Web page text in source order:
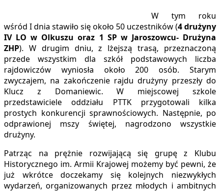
W tym roku
wśród I dnia stawiło się około 50 uczestników (4 drużyny
IV LO w Olkuszu oraz 1 SP w Jaroszowcu- Drużyna
ZHP). W drugim dniu, z lżejszą trasą, przeznaczoną
przede wszystkim dla szkół podstawowych liczba
rajdowiczów wyniosła około 200 osób. Starym
zwyczajem, na zakończenie rajdu drużyny przeszły do
Klucz z Domaniewic. W miejscowej szkole
przedstawiciele oddziału PTTK przygotowali kilka
prostych konkurencji sprawnościowych. Następnie, po
odprawionej mszy świętej, nagrodzono wszystkie
drużyny.
Patrząc na prężnie rozwijającą się grupę z Klubu
Historycznego im. Armii Krajowej możemy być pewni, że
już wkrótce doczekamy się kolejnych niezwykłych
wydarzeń, organizowanych przez młodych i ambitnych